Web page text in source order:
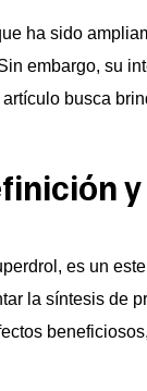
ha sido
embargo, su
busca
es un
la síntesis de